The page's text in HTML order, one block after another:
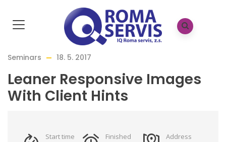
Leaner Responsive Images With Client Hints
Seminars 18. 5. 2017
Leaner Responsive Images
With Client Hints
Start time
Finished
Address